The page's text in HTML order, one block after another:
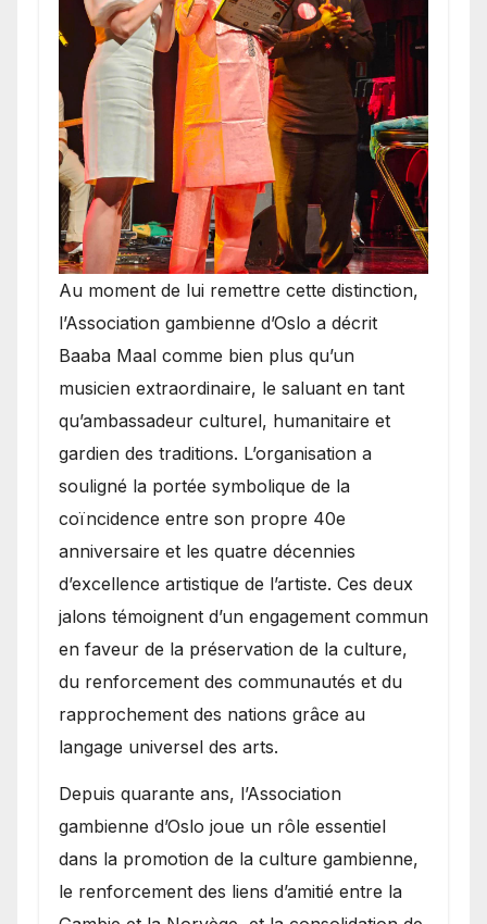
​Au moment de lui remettre cette distinction,
l’Association gambienne d’Oslo a décrit
Baaba Maal comme bien plus qu’un
musicien extraordinaire, le saluant en tant
qu’ambassadeur culturel, humanitaire et
gardien des traditions. L’organisation a
souligné la portée symbolique de la
coïncidence entre son propre 40e
anniversaire et les quatre décennies
d’excellence artistique de l’artiste. Ces deux
jalons témoignent d’un engagement commun
en faveur de la préservation de la culture,
du renforcement des communautés et du
rapprochement des nations grâce au
langage universel des arts.
​Depuis quarante ans, l’Association
gambienne d’Oslo joue un rôle essentiel
dans la promotion de la culture gambienne,
le renforcement des liens d’amitié entre la